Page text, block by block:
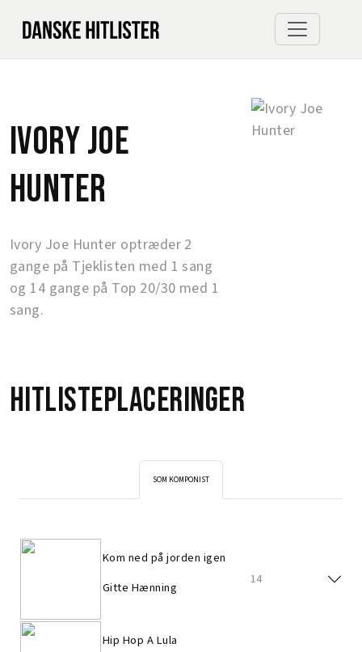
Ivory Joe
Hunter
Ivory Joe Hunter optræder 2
gange på Tjeklisten med 1 sang
og 14 gange på Top 20/30 med 1
sang.
Hitlisteplaceringer
SOM KOMPONIST
Kom ned på jorden igen
Gitte Hænning
14
Hip Hop A Lula